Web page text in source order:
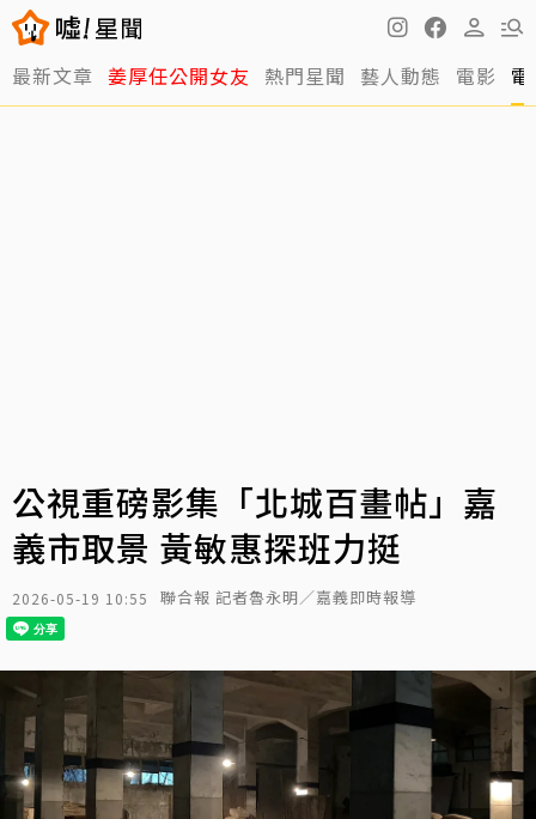
最新文章 姜厚任公開女友 熱門星聞 藝人動態 電影
公視重磅影集「北城百畫帖」嘉
義市取景 黃敏惠探班力挺
2026-05-19 10:55 聯合報 記者魯永明／嘉義即時報導